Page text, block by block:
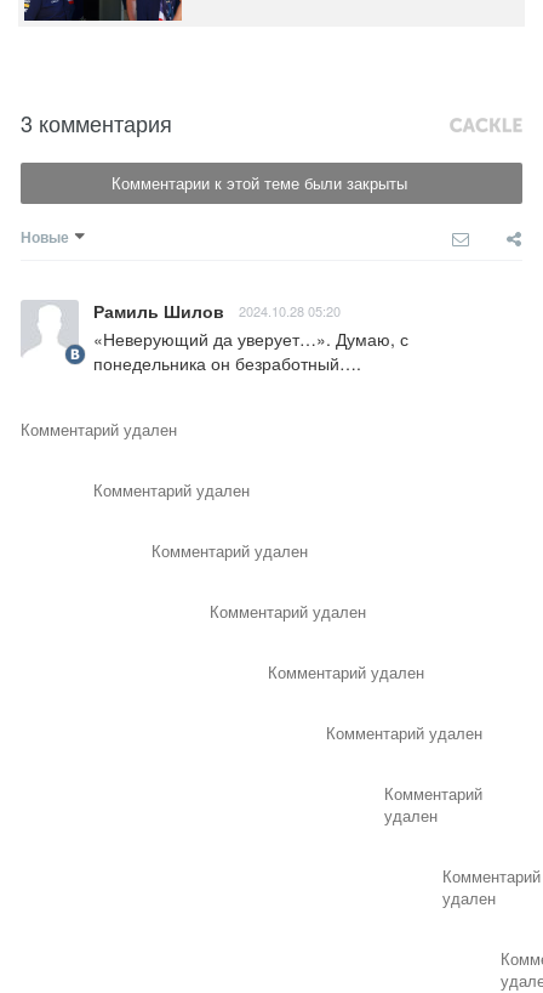
3 комментария
Комментарии к этой теме были закрыты
Новые
Рамиль Шилов 2024.10.28 05:20
«Неверующий да уверует…». Думаю, с
понедельника он безработный….
Комментарий удален
Комментарий удален
Комментарий удален
Комментарий удален
Комментарий удален
Комментарий удален
Комментарий
удален
Комментарий
удален